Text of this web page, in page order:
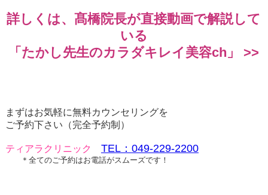
詳しくは、髙橋院長が直接動画で解説して
いる
「たかし先生のカラダキレイ美容ch」 >>
まずはお気軽に無料カウンセリングを
ご予約下さい（完全予約制）
ティアラクリニック TEL： 049-229-2200
＊全てのご予約はお電話がスムーズです！